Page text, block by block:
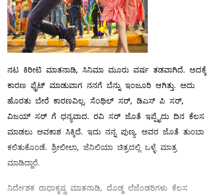
ನಟ ಕಿರೀಟಿ ಮಾತನಾಡಿ, ಸಿನಿಮಾ ಮೂರು ವರ್ಷ ತಡವಾಗಿದೆ. ಅದಕ್ಕೆ
ಕಾರಣ ಫೈಟ್ ಮಾಡುವಾಗ ನನಗೆ ಬೆನ್ನು ಇಂಜೂರಿ ಆಗಿತ್ತು. ಅದು
ಹೊರತು ಬೇರೆ ಕಾರಣವಿಲ್ಲ. ಸೆಂಥಿಲ್ ಸರ್, ಡಿಎಸ್ ಪಿ ಸರ್,
ವಿಜಯ್ ಸರ್ ಗೆ ಧನ್ಯವಾದ. ರವಿ ಸರ್ ಜೊತೆ ಇಪ್ಪೈದು ದಿನ ಕೆಲಸ
ಮಾಡಲು ಅವಕಾಶ ಸಿಕ್ಕಿದೆ. ಇದು ನನ್ನ ಪುಣ್ಯ. ಅವರ ಜೊತೆ ತುಂಬಾ
ಕಲಿತುಕೊಂಡೆ. ಶ್ರೀಲೀಲಾ, ಜೆನಿಲಿಯಾ ಚಿತ್ರದಲ್ಲಿ ಒಳ್ಳೆ ಮಾತ್ರ
ಮಾಡಿದ್ದಾರೆ.
ನಿರ್ದೇಶಕ ರಾಧಾಕೃಷ್ಣ ಮಾತನಾಡಿ, ದೊಡ್ಡ ಲೆಜೆಂಡರಿಗಳು ಕೆಲಸ